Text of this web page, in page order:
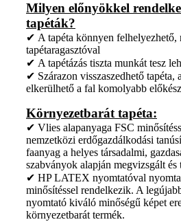
Milyen előnyökkel
tapéták?
✔ A tapéta könnyen
tapétaragasztóval
✔ A tapétázás tiszta munkát tesz
✔ Szárazon visszaszedhető tapéta,
elkerülhető a fal komolyabb
Környezetbarát tapéta:
✔ Vlies alapanyaga FSC
nemzetközi erdőgazdálkodási
faanyag a helyes társadalmi,
szabványok alapján megvizsgált
✔ HP LATEX nyomtatóval
minősítéssel rendelkezik. A
nyomtató kiváló minőségű képet
környezetbarát termék.